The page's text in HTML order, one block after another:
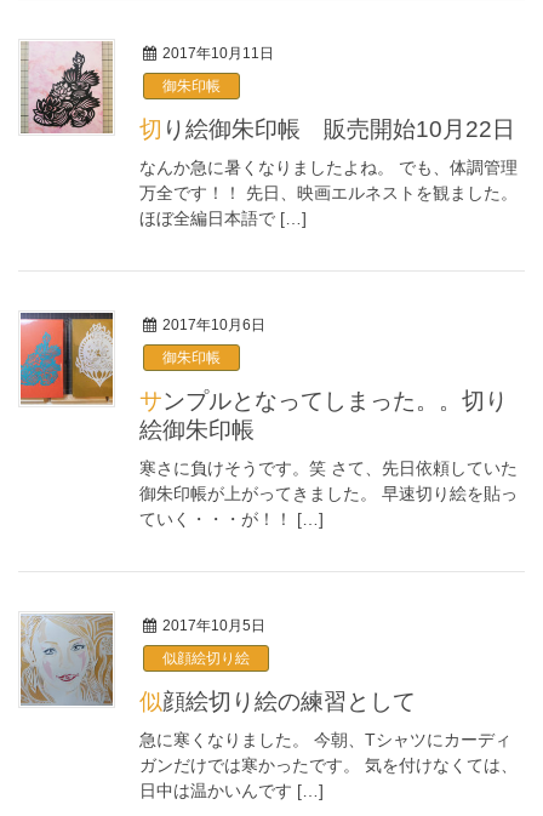
2017年10月11日
御朱印帳
切り絵御朱印帳 販売開始10月22日
なんか急に暑くなりましたよね。 でも、体調管理
万全です！！ 先日、映画エルネストを観ました。
ほぼ全編日本語で […]
2017年10月6日
御朱印帳
サンプルとなってしまった。。切り
絵御朱印帳
寒さに負けそうです。笑 さて、先日依頼していた
御朱印帳が上がってきました。 早速切り絵を貼っ
ていく・・・が！！ […]
2017年10月5日
似顔絵切り絵
似顔絵切り絵の練習として
急に寒くなりました。 今朝、Tシャツにカーディ
ガンだけでは寒かったです。 気を付けなくては、
日中は温かいんです […]